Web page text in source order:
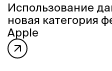
Использование
новая категория
Apple